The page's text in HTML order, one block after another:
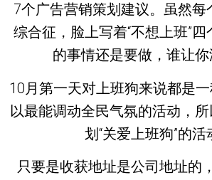
7个广告营销策划建议。虽然每
综合征，脸上写着“不想上班”
的事情还是要做，谁让你
10月第一天对上班狗来说都是
以最能调动全民气氛的活动，
划“关爱上班狗”的活
只要是收获地址是公司地址的